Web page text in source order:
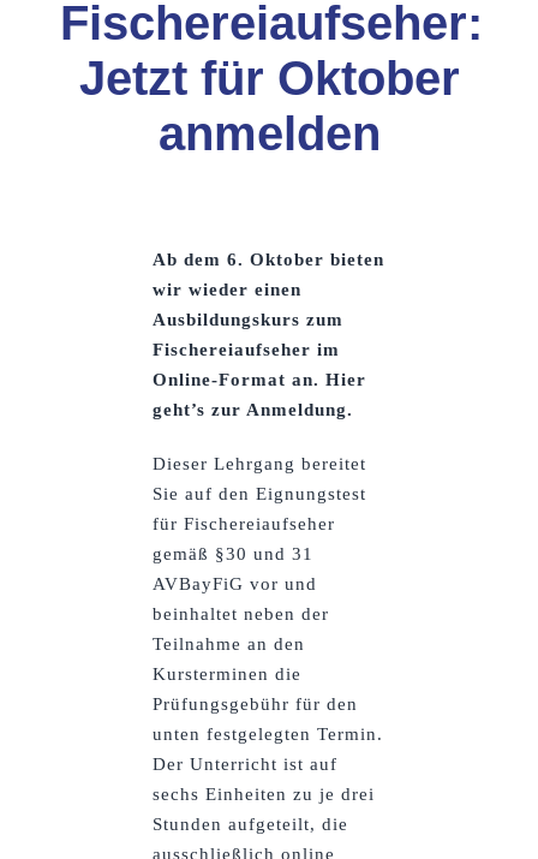
Fischereiaufseher:
Jetzt für Oktober
anmelden
Ab dem 6. Oktober bieten
wir wieder einen
Ausbildungskurs zum
Fischereiaufseher im
Online-Format an. Hier
geht’s zur Anmeldung.
Dieser Lehrgang bereitet
Sie auf den Eignungstest
für Fischereiaufseher
gemäß §30 und 31
AVBayFiG vor und
beinhaltet neben der
Teilnahme an den
Kursterminen die
Prüfungsgebühr für den
unten festgelegten Termin.
Der Unterricht ist auf
sechs Einheiten zu je drei
Stunden aufgeteilt, die
ausschließlich online